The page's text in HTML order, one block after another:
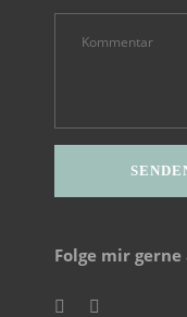
Folge mir